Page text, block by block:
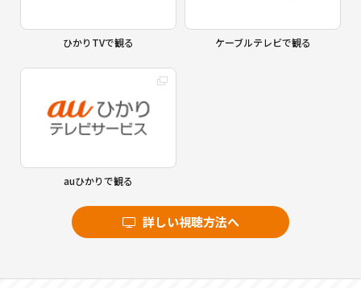
ひかりTVで観る ケーブルテレビで観る
auひかりで観る
詳しい視聴方法へ